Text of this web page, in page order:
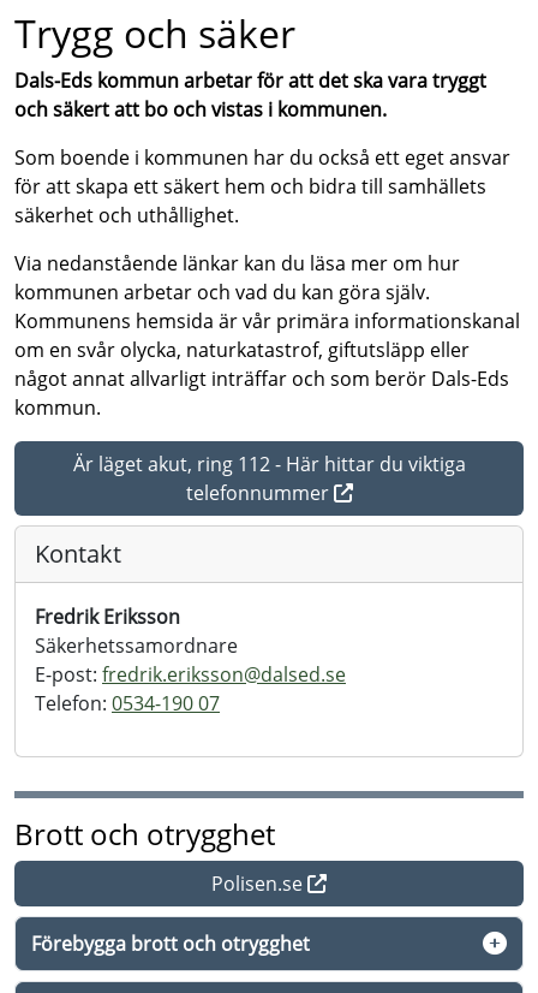
Trygg och säker
Dals-Eds kommun arbetar för att det ska vara tryggt
och säkert att bo och vistas i kommunen.
Som boende i kommunen har du också ett eget ansvar
för att skapa ett säkert hem och bidra till samhällets
säkerhet och uthållighet.
Via nedanstående länkar kan du läsa mer om hur
kommunen arbetar och vad du kan göra själv.
Kommunens hemsida är vår primära informationskanal
om en svår olycka, naturkatastrof, giftutsläpp eller
något annat allvarligt inträffar och som berör Dals-Eds
kommun.
Är läget akut, ring 112 - Här hittar du viktiga
telefonnummer
Kontakt
Fredrik Eriksson
Säkerhetssamordnare
E-post: fredrik.eriksson@dalsed.se
Telefon: 0534-190 07
Brott och otrygghet
Polisen.se
Förebygga brott och otrygghet